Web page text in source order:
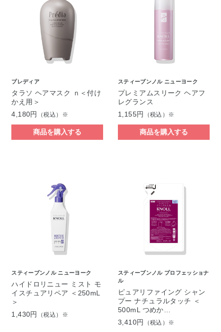
プレディア
タラソ ヘアマスク ｎ＜付け
かえ用＞
4,180円
（税込）※
商品を購入する
スティーブンノル ニューヨーク
プレミアムスリーク ヘアフ
レグランス
1,155円
（税込）※
商品を購入する
スティーブンノル ニューヨーク
ハイドロリニュー ミスト モ
イスチュアリペア ＜250mL
＞
1,430円
（税込）※
スティーブンノル プロフェッショナ
ル
ピュアリファイング シャン
プー ナチュラルタッチ ＜
500mL つめか…
3,410円
（税込）※